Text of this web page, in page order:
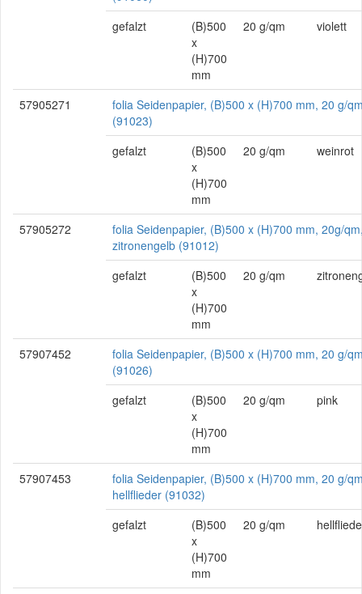
gefalzt
(B)500
x
(H)700
mm
20 g/qm violett
57905271
folia Seidenpapier, (B)500 x (H)700 mm, 20 g/
(91023)
gefalzt
(B)500
x
(H)700
mm
20 g/qm weinrot
57905272
folia Seidenpapier, (B)500 x (H)700 mm, 20g/
zitronengelb (91012)
gefalzt
(B)500
x
(H)700
mm
20 g/qm
57907452
folia Seidenpapier, (B)500 x (H)700 mm, 20 g/
(91026)
gefalzt
(B)500
x
(H)700
mm
20 g/qm pink
57907453
folia Seidenpapier, (B)500 x (H)700 mm, 20 g/
hellflieder (91032)
gefalzt
(B)500
x
(H)700
mm
20 g/qm